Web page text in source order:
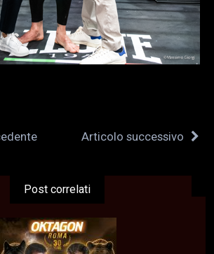
Articolo successivo
Post correlati